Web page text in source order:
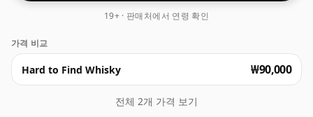
19+ · 판매처에서 연령 확인
가격 비교
Hard to Find Whisky ₩90,000
전체 2개 가격 보기